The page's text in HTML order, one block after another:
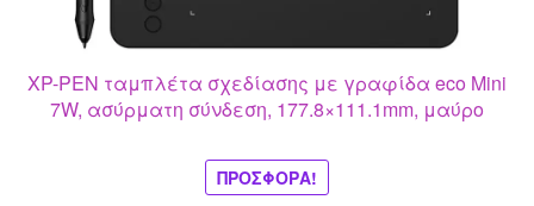
XP-PEN ταμπλέτα σχεδίασης με γραφίδα eco Mini
7W, ασύρματη σύνδεση, 177.8×111.1mm, μαύρο
ΠΡΟΣΦΟΡΆ!